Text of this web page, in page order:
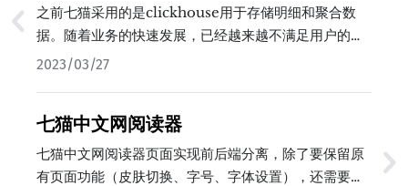
之前七猫采用的是clickhouse用于存储明细和聚合数
据。随着业务的快速发展，已经越来越不满足用户的需
求，主要表现为以下几点：1、使用门槛高，不支持标准
4、数据快速膨胀，查询性能达到瓶颈。5、
clickhouse去重效果差。为了解决以上问题，我们研究
了StarRocks，使用下来，较好的解决了以上一些问
2023/03/27
七猫中文网阅读器
七猫中文网阅读器页面实现前后端分离，除了要保留原
有页面功能（皮肤切换、字号、字体设置），还需要支